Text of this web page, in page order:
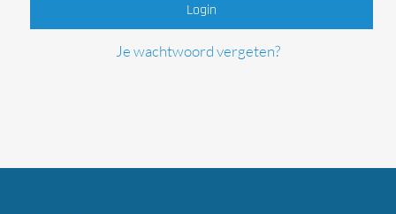
Login
Je wachtwoord vergeten?